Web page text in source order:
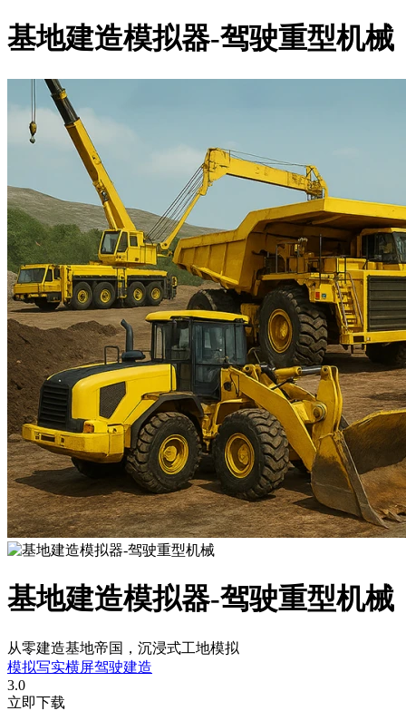
基地建造模拟器-驾驶重型机械
基地建造模拟器-驾驶重型机械
从零建造基地帝国，沉浸式工地模拟
模拟写实横屏驾驶建造
3.0
立即下载